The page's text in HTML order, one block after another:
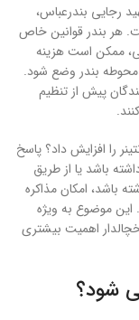
رجایی بندرعباس،
هر بندر قوانین خاص
ممکن است هزینه
محوطه بندر وضع شود.
پیش از تنظیم
را افزایش داد؟ پاسخ
باشد یا از طریق
باشد، امکان مذاکره
این موضوع به ویژه
یخچالدار اهمیت بیشتری
شود؟